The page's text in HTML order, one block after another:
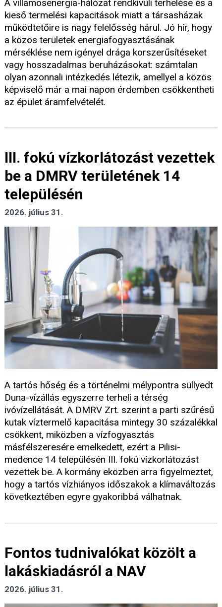
A villamosenergia-hálózat rendkívüli terhelése és a
kieső termelési kapacitások miatt a társasházak
működtetőire is nagy felelősség hárul. Jó hír, hogy
a közös területek energiafogyasztásának
mérséklése nem igényel drága korszerűsítéseket
vagy hosszadalmas beruházásokat: számtalan
olyan azonnali intézkedés létezik, amellyel a közös
képviselő már a mai napon érdemben csökkentheti
az épület áramfelvételét.
III. fokú vízkorlátozást vezettek
be a DMRV területének 14
településén
2026. július 31.
A tartós hőség és a történelmi mélypontra süllyedt
Duna-vízállás egyszerre terheli a térség
ivóvízellátását. A DMRV Zrt. szerint a parti szűrésű
kutak víztermelő kapacitása mintegy 30 százalékkal
csökkent, miközben a vízfogyasztás
másfélszeresére emelkedett, ezért a Pilisi-
medence 14 településén III. fokú vízkorlátozást
vezettek be. A kormány eközben arra figyelmeztet,
hogy a tartós vízhiányos időszakok a klímaváltozás
következtében egyre gyakoribbá válhatnak.
Fontos tudnivalókat közölt a
lakáskiadásról a NAV
2026. július 31.